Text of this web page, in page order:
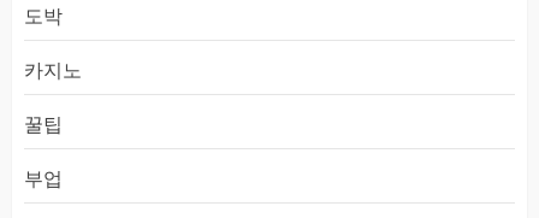
도박
카지노
꿀팁
부업